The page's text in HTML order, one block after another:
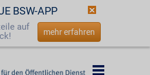
BSW-APP
auf
mehr erfahren